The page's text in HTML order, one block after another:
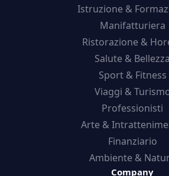
Istruzione &
Manifatturiera
Ristorazione &
Salute & Bellezza
Sport & Fitness
Viaggi &
Professionisti
Arte &
Finanziario
Ambiente &
Company